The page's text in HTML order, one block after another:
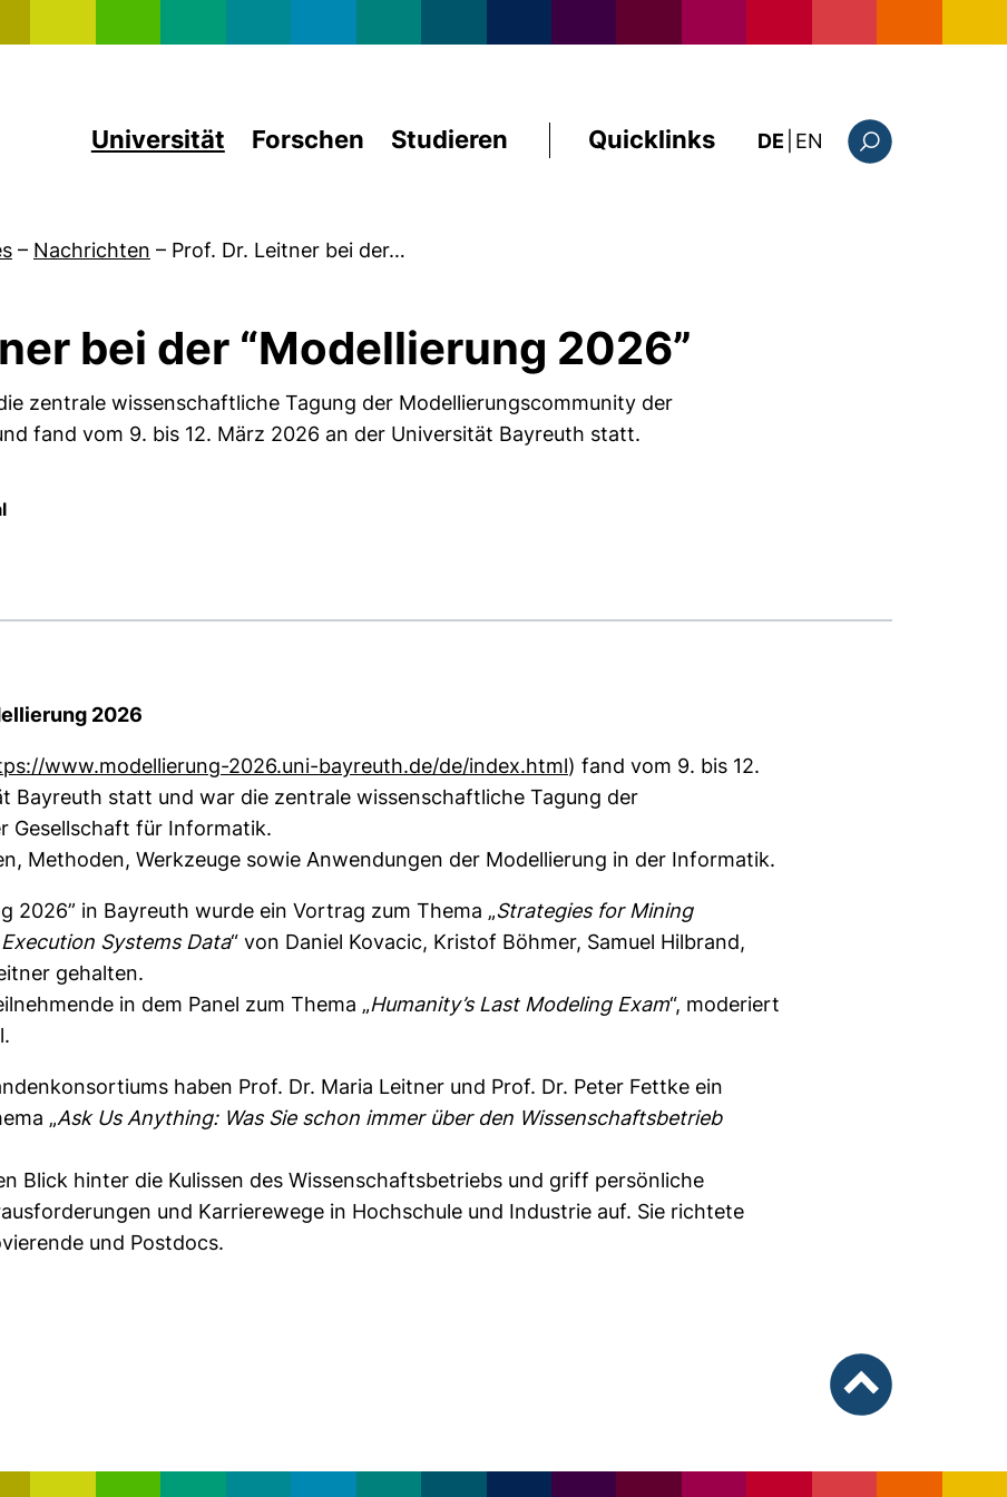
Universität Forschen Studieren Quicklinks DE EN : this page in
– Nachrichten – Prof. Dr. Leitner bei der…
bei der “Modellierung 2026”
zentrale wissenschaftliche Tagung der Modellierungscommunity der
fand vom 9. bis 12. März 2026 an der Universität Bayreuth statt.
2026
www.modellierung-2026.uni-bayreuth.de/de/index.html(externer Link, öffnet neues Fenster)
) fand vom 9. bis 12.
Bayreuth statt und war die zentrale wissenschaftliche Tagung der
Gesellschaft für Informatik.
Methoden, Werkzeuge sowie Anwendungen der Modellierung in der Informatik.
2026” in Bayreuth wurde ein Vortrag zum Thema „Strategies for Mining
Systems Data“ von Daniel Kovacic, Kristof Böhmer, Samuel Hilbrand,
gehalten.
in dem Panel zum Thema „Humanity’s Last Modeling Exam“, moderiert
haben Prof. Dr. Maria Leitner und Prof. Dr. Peter Fettke ein
„Ask Us Anything: Was Sie schon immer über den Wissenschaftsbetrieb
Blick hinter die Kulissen des Wissenschaftsbetriebs und griff persönliche
und Karrierewege in Hochschule und Industrie auf. Sie richtete
und Postdocs.